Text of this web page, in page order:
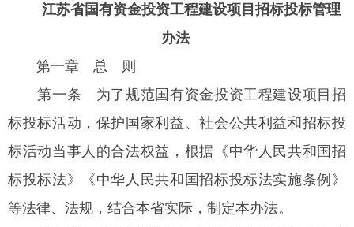
江苏省国有资金投资工程建设项目 招标投标管理
办法
第一章 总 则
第一条 为了规范国有资金投资工程建设项目招
标投标活动，保护国家利益、社会公共利益和招标投
标活动当事人的合法权益，根据《中华人民共和国招
标投标法》《中华人民共和国招标投标法实施条例》
等法律、法规，结合本省实际，制定本办法。